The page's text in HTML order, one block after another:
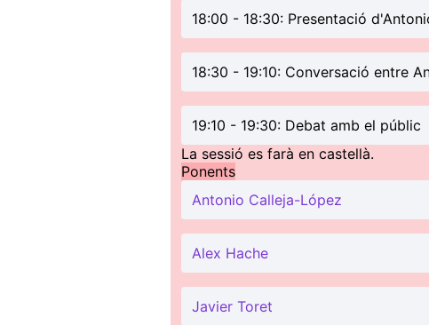
18:00 - 18:30: Presentació
18:30 - 19:10: Conversació entre
19:10 - 19:30: Debat amb el públic
La sessió es farà en castellà.
Ponents
Antonio Calleja-López
Alex Hache
Javier Toret